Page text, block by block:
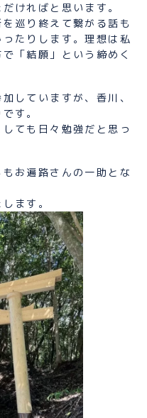
ければと思います。
巡り終えて繋がる話も
たりします。理想は私
「結願」という締めく
していますが、香川、
す。
ても日々勉強だと思っ
お遍路さんの一助とな
ます。